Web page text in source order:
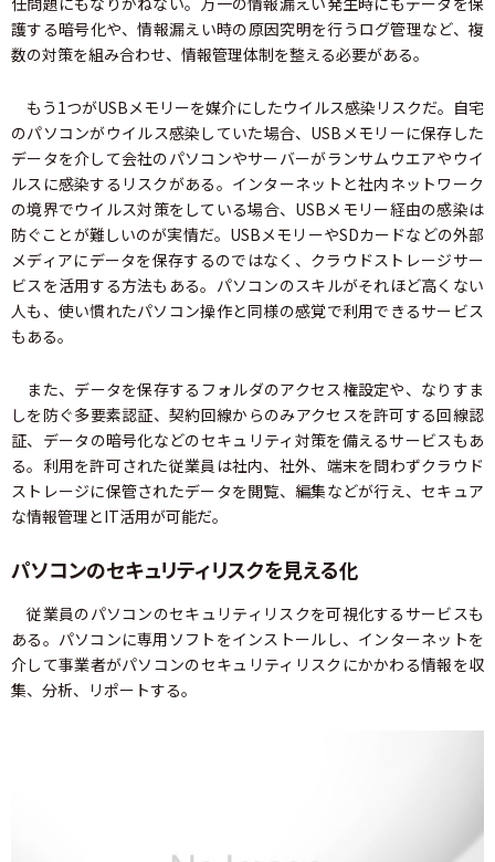
護する暗号化や、情報漏えい時の原因究明を行うログ管理など、複
数の対策を組み合わせ、情報管理体制を整える必要がある。
もう1つがUSBメモリーを媒介にしたウイルス感染リスクだ。自宅
のパソコンがウイルス感染していた場合、USBメモリーに保存した
データを介して会社のパソコンやサーバーがランサムウエアやウイ
ルスに感染するリスクがある。インターネットと社内ネットワーク
の境界でウイルス対策をしている場合、USBメモリー経由の感染は
防ぐことが難しいのが実情だ。USBメモリーやSDカードなどの外部
メディアにデータを保存するのではなく、クラウドストレージサー
ビスを活用する方法もある。パソコンのスキルがそれほど高くない
人も、使い慣れたパソコン操作と同様の感覚で利用できるサービス
もある。
また、データを保存するフォルダのアクセス権設定や、なりすま
しを防ぐ多要素認証、契約回線からのみアクセスを許可する回線認
証、データの暗号化などのセキュリティ対策を備えるサービスもあ
る。利用を許可された従業員は社内、社外、端末を問わずクラウド
ストレージに保管されたデータを閲覧、編集などが行え、セキュア
な情報管理とIT活用が可能だ。
パソコンのセキュリティリスクを見える化
従業員のパソコンのセキュリティリスクを可視化するサービスも
ある。パソコンに専用ソフトをインストールし、インターネットを
介して事業者がパソコンのセキュリティリスクにかかわる情報を収
集、分析、リポートする。